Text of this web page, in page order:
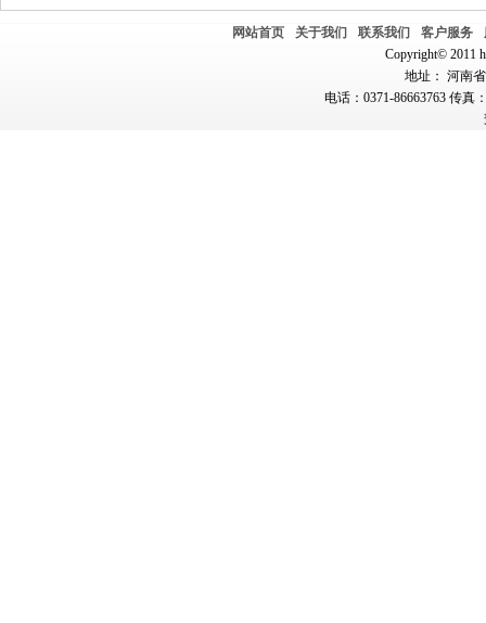
网站首页 关于我们 联系我们 客户服务
Copyright© 2011
地址： 河南
电话：0371-86663763 传真